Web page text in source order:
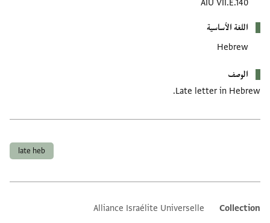
AIU VII.E.140
اللغة الأساسية
Hebrew
الوصف
Late letter in Hebrew.
late heb
Additional metadata
Collection
Alliance Israélite Universelle